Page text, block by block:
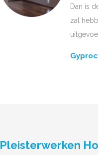
Dan is
zal
Pleisterwerken